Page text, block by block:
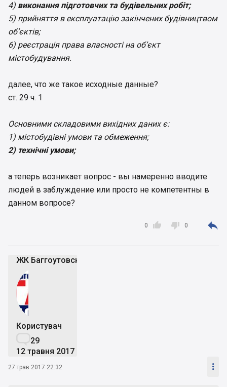
4) виконання підготовчих та будівельних робіт;
5) прийняття в експлуатацію закінчених будівництвом
об’єктів;
6) реєстрація права власності на об’єкт
містобудування.
далее, что же такое исходные данные?
ст. 29 ч. 1
Основними складовими вихідних даних є:
1) містобудівні умови та обмеження;
2) технічні умови;
а теперь возникает вопрос - вы намеренно вводите
людей в заблуждение или просто не компетентны в
данном вопросе?

0  0 
ЖК Баггоутовский
Користувач
29
12 травня 2017
27 трав 2017 22:32 